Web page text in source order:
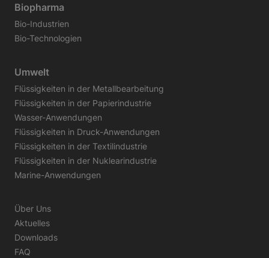
Biopharma
Bio-Industrien
Bio-Technologien
Umwelt
Flüssigkeiten in der Metallbearbeitung
Flüssigkeiten in der Papierindustrie
Wasser-Anwendungen
Flüssigkeiten in Druck-Anwendungen
Flüssigkeiten in der Textilindustrie
Flüssigkeiten in der Nuklearindustrie
Marine-Anwendungen
Über Uns
Aktuelles
Downloads
FAQ